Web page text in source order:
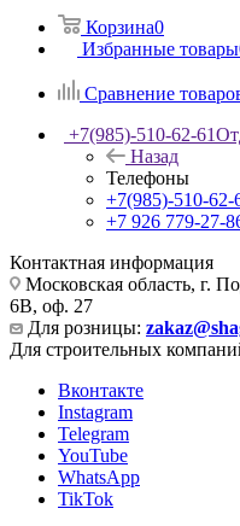
Корзина0
Избранные товары
Сравнение
+7(985)-510-62-61
Назад
Телефоны
+7(985)-510-62-
‪+7 926 779-27-
Контактная информация
Московская область, г.
6В, оф. 27
Для розницы:
Для строительных
Вконтакте
Instagram
Telegram
YouTube
WhatsApp
TikTok